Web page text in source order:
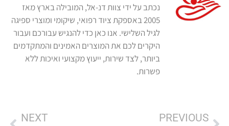
נכתב על ידי צוות דנ-אל, המובילה בארץ מאז
2005 באספקת ציוד רפואי, שיקומי ומוצרי ספיגה
לגיל השלישי. אנו כאן כדי להנגיש עבורכם ועבור
היקרים לכם את המוצרים האמינים והמתקדמים
ביותר, לצד שירות, ייעוץ מקצועי ואיכות ללא
פשרות.
PREVIOUS
NEXT